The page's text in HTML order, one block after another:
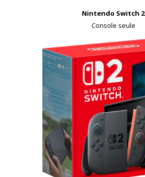
Nintendo Switch 2
Console seule